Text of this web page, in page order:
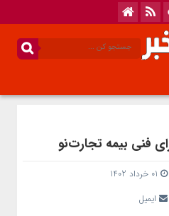
فنی بیمه تجارت‌نو
ایمیل